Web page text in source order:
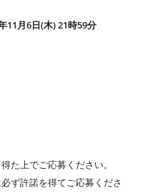
11月6日(木) 21時59分
た上でご応募ください。
ず許諾を得てご応募くださ